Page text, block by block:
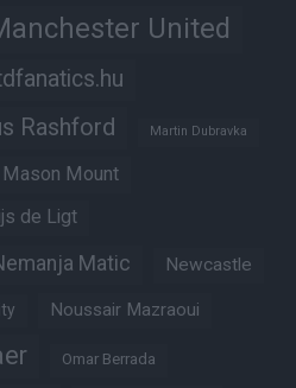
United
Rashford Martin Dubravka
Mason Mount
de Ligt
Matic Newcastle
Noussair Mazraoui
Omar Berrada